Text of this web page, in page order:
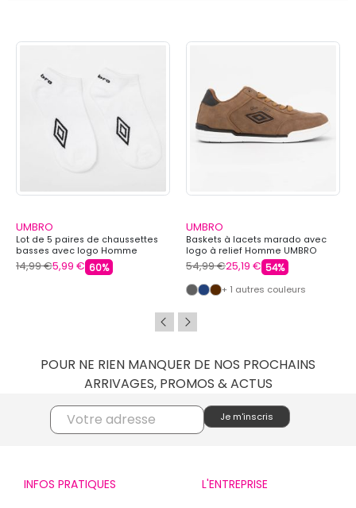
UMBRO
Lot de 5 paires de chaussettes
basses avec logo Homme
UMBRO
14,99 €5,99 € 60%
UMBRO
Baskets à lacets marado avec
logo à relief Homme UMBRO
54,99 €25,19 € 54%
+ 1 autres couleurs
POUR NE RIEN MANQUER DE NOS PROCHAINS
ARRIVAGES, PROMOS & ACTUS
INFOS PRATIQUES L'ENTREPRISE